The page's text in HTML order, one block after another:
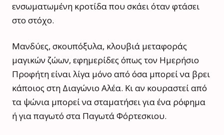
ενσωματωμένη κροτίδα που σκάει όταν φτάσει
στο στόχο.
Μανδύες, σκουπόξυλα, κλουβιά μεταφοράς
μαγικών ζώων, εφημερίδες όπως τον Ημερήσιο
Προφήτη είναι λίγα μόνο από όσα μπορεί να βρει
κάποιος στη Διαγώνιο Αλέα. Κι αν κουραστεί από
τα ψώνια μπορεί να σταματήσει για ένα ρόφημα
ή για παγωτό στα Παγωτά Φόρτεσκιου.